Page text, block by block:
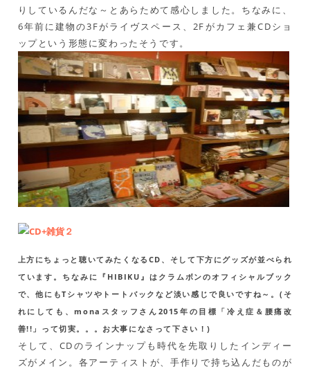
りしているんだな～とあらためて感心しました。ちなみに、
6年前に建物の3Fがライヴスペース、2Fがカフェ兼CDショ
ップという形態に変わったそうです。
上方にちょっと聴いてみたくなるCD、そして下方にグッズが並べられ
ています。ちなみに『HIBIKU』はクラムボンのオフィシャルブック
で、他にもTシャツやトートバックなど淡い感じで良いですね～。(そ
れにしても、monaスタッフさん2015年の目標「冷え症＆腰痛改
善!!」って切実。。。お大事になさって下さい！)
そして、CDのラインナップも時代を先取りしたインディー
ズがメイン。各アーティストが、手作りで持ち込んだものが